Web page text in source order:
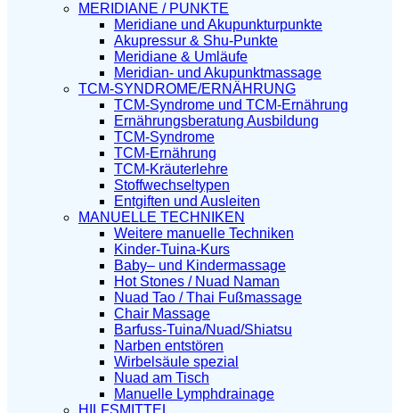
MERIDIANE / PUNKTE
Meridiane und Akupunkturpunkte
Akupressur & Shu-Punkte
Meridiane & Umläufe
Meridian- und Akupunktmassage
TCM-SYNDROME/ERNÄHRUNG
TCM-Syndrome und TCM-Ernährung
Ernährungsberatung Ausbildung
TCM-Syndrome
TCM-Ernährung
TCM-Kräuterlehre
Stoffwechseltypen
Entgiften und Ausleiten
MANUELLE TECHNIKEN
Weitere manuelle Techniken
Kinder-Tuina-Kurs
Baby– und Kindermassage
Hot Stones / Nuad Naman
Nuad Tao / Thai Fußmassage
Chair Massage
Barfuss-Tuina/Nuad/Shiatsu
Narben entstören
Wirbelsäule spezial
Nuad am Tisch
Manuelle Lymphdrainage
HILFSMITTEL